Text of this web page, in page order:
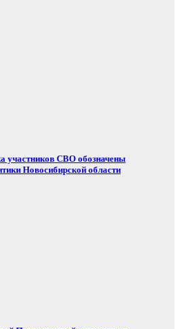
участников СВО обозначены
Новосибирской области